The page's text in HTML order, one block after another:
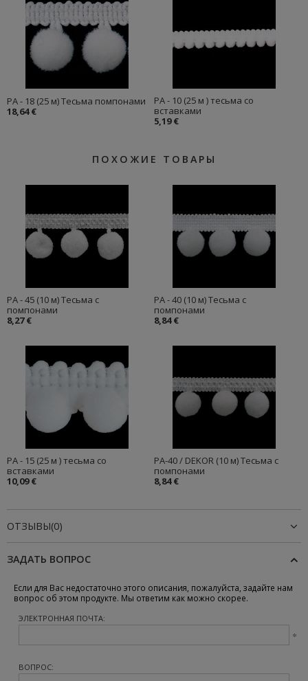
PA - 18 (25 м) Тесьма помпонами
18,64 €
PA - 10 (25 м ) тесьма со
вставками
5,19 €
ПОХОЖИЕ ТОВАРЫ
PA - 45 (10 м) Тесьма с
помпонами
8,27 €
PA - 40 (10 м) Тесьма с
помпонами
8,84 €
PA - 15 (25 м ) тесьма со
вставками
10,09 €
PA-40 / DEKOR (10 м) Тесьма с
помпонами
8,84 €
ОТЗЫВЫ(0)
ЗАДАТЬ ВОПРОС
Если для Вас недостаточно этого описания, пожалуйста, задайте нам
вопрос об этом продукте. Мы ответим как можно скорее.
ЭЛЕКТРОННАЯ ПОЧТА:
ВОПРОС: